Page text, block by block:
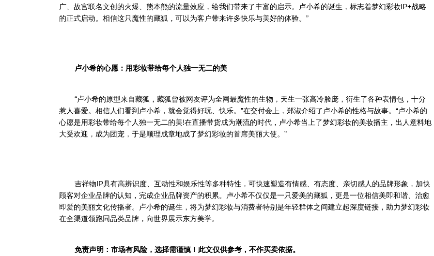
广、故宫联名文创的火爆、熊本熊的流量效应，给我们带来了丰富的启示。卢小希的诞生，标志着梦幻彩妆IP+战略
的正式启动。相信这只魔性的藏狐，可以为客户带来许多快乐与美好的体验。”
卢小希的心愿：用彩妆带给每个人独一无二的美
“卢小希的原型来自藏狐，藏狐曾被网友评为全网最魔性的生物，天生一张高冷脸庞，衍生了各种表情包，十分
惹人喜爱。相信人们看到卢小希，就会觉得好玩、快乐。”在交付会上，郑淑介绍了卢小希的性格与故事。“卢小希的
心愿是用彩妆带给每个人独一无二的美!在直播带货成为潮流的时代，卢小希当上了梦幻彩妆的美妆播主，出人意料地
大受欢迎，成为团宠，于是顺理成章地成了梦幻彩妆的首席美丽大使。”
吉祥物IP具有高辨识度、互动性和娱乐性等多种特性，可快速塑造有情感、有态度、亲切感人的品牌形象，加快
顾客对企业品牌的认知，完成企业品牌资产的积累。卢小希不仅仅是一只爱美的藏狐，更是一位相信美即和谐、治愈
即爱的美丽文化传播者。卢小希的诞生，将为梦幻彩妆与消费者特别是年轻群体之间建立起深度链接，助力梦幻彩妆
在全渠道领跑同品类品牌，向世界展示东方美学。
免责声明：市场有风险，选择需谨慎！此文仅供参考，不作买卖依据。